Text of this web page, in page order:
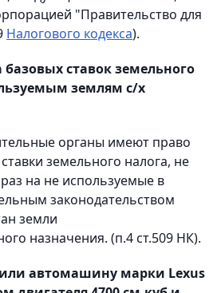
"Правительство для
Налогового кодекса).
базовых ставок земельного
землям с/х
органы имеют право
земельного налога, не
на не используемые в
законодательством
земли
назначения. (п.4 ст.509 НК).
автомашину марки Lexus